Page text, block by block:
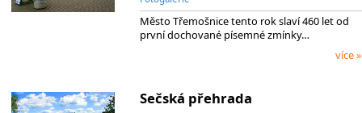
Město Třemošnice tento rok slaví 460 let od
první dochované písemné zmínky…
více »
Sečská přehrada